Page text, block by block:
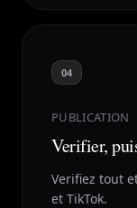
04
PUBLICATION
Verifier,
Verifiez tout
et TikTok.